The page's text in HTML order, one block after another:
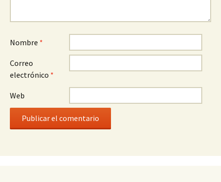
Nombre *
Correo
electrónico *
Web